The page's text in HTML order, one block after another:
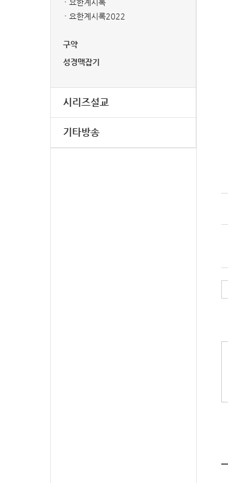
요한계시록
요한계시록2022
구약
성경맥잡기
시리즈설교
기타방송